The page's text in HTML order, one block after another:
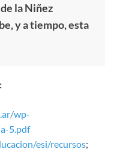
la Niñez
y a tiempo, esta
wp-
5.pdf
esi/recursos;